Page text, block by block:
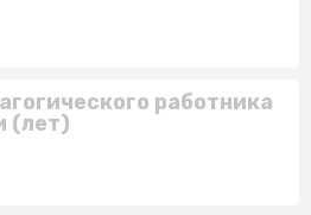
работника
(лет)